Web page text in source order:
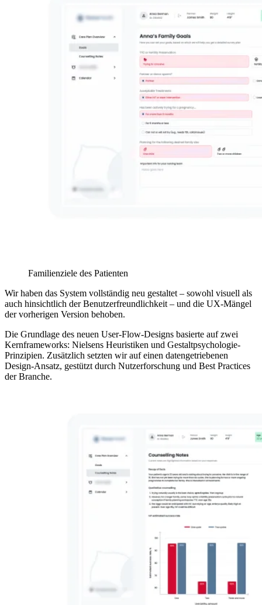
Familienziele des Patienten
Wir haben das System vollständig neu gestaltet – sowohl visuell als
auch hinsichtlich der Benutzerfreundlichkeit – und die UX-Mängel
der vorherigen Version behoben.
Die Grundlage des neuen User-Flow-Designs basierte auf zwei
Kernframeworks: Nielsens Heuristiken und Gestaltpsychologie-
Prinzipien. Zusätzlich setzten wir auf einen datengetriebenen
Design-Ansatz, gestützt durch Nutzerforschung und Best Practices
der Branche.